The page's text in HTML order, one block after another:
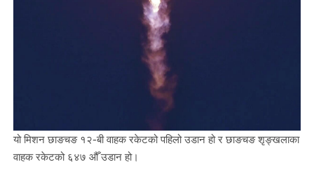
यो मिशन छाङचङ १२-बी वाहक रकेटको पहिलो उडान हो र छाङचङ शृङ्खलाका
वाहक रकेटको ६४७ औँ उडान हो।